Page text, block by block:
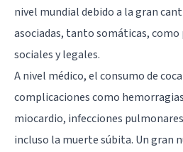
nivel mundial debido a la gran
asociadas, tanto somáticas,
sociales y legales.
A nivel médico, el consumo de
complicaciones como
miocardio, infecciones
incluso la muerte súbita. Un gran